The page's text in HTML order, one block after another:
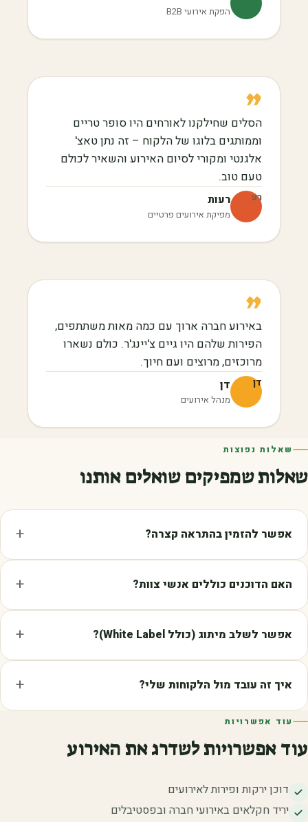
הפקת אירועי B2B
”
הסלים שחילקנו לאורחים היו סופר טריים
וממותגים בלוגו של הלקוח – זה נתן טאצ'
אלגנטי ומקורי לסיום האירוע והשאיר לכולם
טעם טוב.
רע רעות
מפיקת אירועים פרטיים
”
באירוע חברה ארוך עם כמה מאות משתתפים,
הפירות שלהם היו גיים צ'יינג'ר. כולם נשארו
מרוכזים, מרוצים ועם חיוך.
דן דן
מנהל אירועים
שאלות נפוצות
שאלות שמפיקים שואלים אותנו
אפשר להזמין בהתראה קצרה?
האם הדוכנים כוללים אנשי צוות?
אפשר לשלב מיתוג (כולל White Label)?
איך זה עובד מול הלקוחות שלי?
עוד אפשרויות
עוד אפשרויות לשדרג את האירוע
דוכן ירקות ופירות לאירועים
יריד חקלאים באירועי חברה ובפסטיבלים